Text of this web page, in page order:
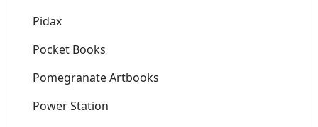
Pidax
Pocket Books
Pomegranate Artbooks
Power Station